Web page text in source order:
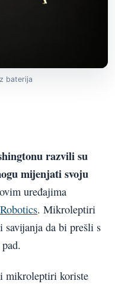
baterija
razvili su
mijenjati svoju
uređajima
. Mikroleptiri
da bi prešli s
mikroleptiri koriste